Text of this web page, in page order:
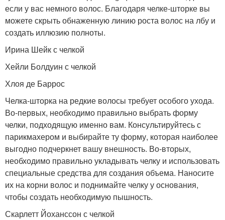
если у вас немного волос. Благодаря челке-шторке вы
можете скрыть обнаженную линию роста волос на лбу и
создать иллюзию полноты.
Ирина Шейк с челкой
Хейли Болдуин с челкой
Хлоя де Баррос
Челка-шторка на редкие волосы требует особого ухода.
Во-первых, необходимо правильно выбрать форму
челки, подходящую именно вам. Консультируйтесь с
парикмахером и выбирайте ту форму, которая наиболее
выгодно подчеркнет вашу внешность. Во-вторых,
необходимо правильно укладывать челку и использовать
специальные средства для создания объема. Наносите
их на корни волос и поднимайте челку у основания,
чтобы создать необходимую пышность.
Скарлетт Йоханссон с челкой